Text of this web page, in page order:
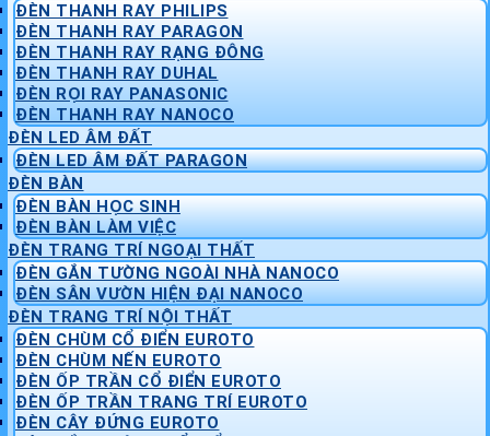
ĐÈN THANH RAY PHILIPS
ĐÈN THANH RAY PARAGON
ĐÈN THANH RAY RẠNG ĐÔNG
ĐÈN THANH RAY DUHAL
ĐÈN RỌI RAY PANASONIC
ĐÈN THANH RAY NANOCO
ĐÈN LED ÂM ĐẤT
ĐÈN LED ÂM ĐẤT PARAGON
ĐÈN BÀN
ĐÈN BÀN HỌC SINH
ĐÈN BÀN LÀM VIỆC
ĐÈN TRANG TRÍ NGOẠI THẤT
ĐÈN GẮN TƯỜNG NGOÀI NHÀ NANOCO
ĐÈN SÂN VƯỜN HIỆN ĐẠI NANOCO
ĐÈN TRANG TRÍ NỘI THẤT
ĐÈN CHÙM CỔ ĐIỂN EUROTO
ĐÈN CHÙM NẾN EUROTO
ĐÈN ỐP TRẦN CỔ ĐIỂN EUROTO
ĐÈN ỐP TRẦN TRANG TRÍ EUROTO
ĐÈN CÂY ĐỨNG EUROTO